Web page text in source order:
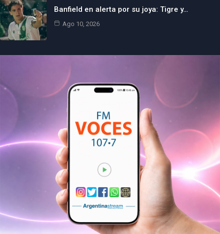
Banfield en alerta por su joya: Tigre y…
Ago 10, 2026